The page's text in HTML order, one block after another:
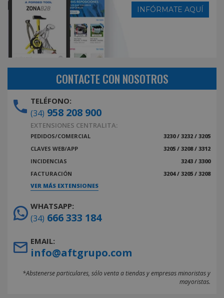
INFÓRMATE AQUÍ
CONTACTE CON NOSOTROS
TELÉFONO:
(34) 958 208 900
EXTENSIONES CENTRALITA:
PEDIDOS/COMERCIAL
3230 / 3232 / 3205
CLAVES WEB/APP
3205 / 3208 / 3312
INCIDENCIAS
3243 / 3300
FACTURACIÓN
3204 / 3205 / 3208
VER MÁS EXTENSIONES
WHATSAPP:
(34) 666 333 184
EMAIL:
info@aftgrupo.com
*Abstenerse particulares, sólo venta a tiendas y empresas minoristas y
mayoristas.